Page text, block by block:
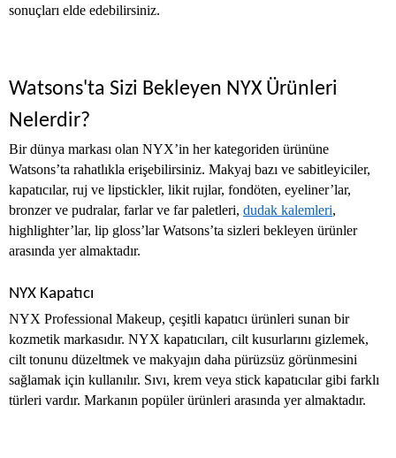
sonuçları elde edebilirsiniz.
Watsons'ta Sizi Bekleyen NYX Ürünleri
Nelerdir?
Bir dünya markası olan NYX’in her kategoriden ürününe
Watsons’ta rahatlıkla erişebilirsiniz. Makyaj bazı ve sabitleyiciler,
kapatıcılar, ruj ve lipstickler, likit rujlar, fondöten, eyeliner’lar,
bronzer ve pudralar, farlar ve far paletleri, dudak kalemleri,
highlighter’lar, lip gloss’lar Watsons’ta sizleri bekleyen ürünler
arasında yer almaktadır.
NYX Kapatıcı
NYX Professional Makeup, çeşitli kapatıcı ürünleri sunan bir
kozmetik markasıdır. NYX kapatıcıları, cilt kusurlarını gizlemek,
cilt tonunu düzeltmek ve makyajın daha pürüzsüz görünmesini
sağlamak için kullanılır. Sıvı, krem veya stick kapatıcılar gibi farklı
türleri vardır. Markanın popüler ürünleri arasında yer almaktadır.